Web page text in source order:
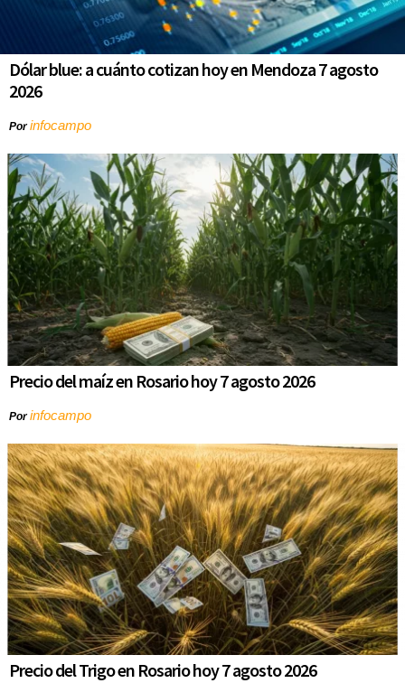
Dólar blue: a cuánto cotizan hoy en Mendoza 7 agosto
2026
Porinfocampo
Precio del maíz en Rosario hoy 7 agosto 2026
Porinfocampo
Precio del Trigo en Rosario hoy 7 agosto 2026